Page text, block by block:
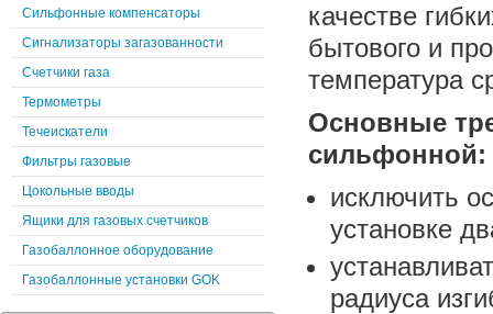
качестве
бытового и
температура
Основные
сильфонной:
исключить
установке
радиуса
Сильфонные компенсаторы
Сигнализаторы загазованности
Счетчики газа
Термометры
Течеискатели
Фильтры газовые
Цокольные вводы
Ящики для газовых счетчиков
Газобаллонное оборудование
Газобаллонные установки GOK